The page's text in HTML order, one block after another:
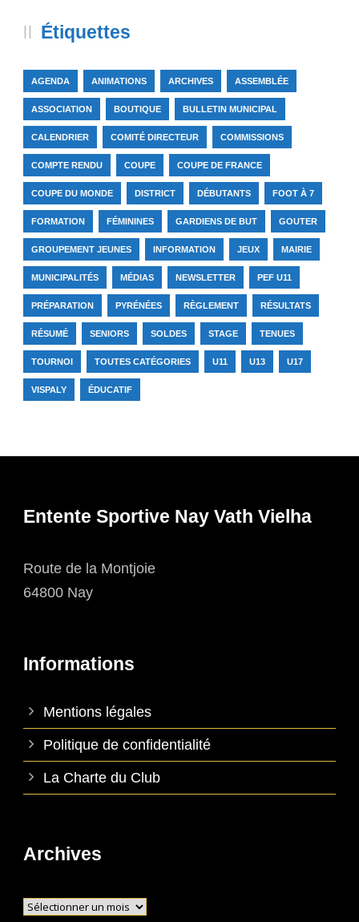
Étiquettes
AGENDA ANIMATIONS ARCHIVES ASSEMBLÉE
ASSOCIATION BOUTIQUE BULLETIN MUNICIPAL
CALENDRIER COMITÉ DIRECTEUR COMMISSIONS
COMPTE RENDU COUPE COUPE DE FRANCE
COUPE DU MONDE DISTRICT DÉBUTANTS FOOT À 7
FORMATION FÉMININES GARDIENS DE BUT GOUTER
GROUPEMENT JEUNES INFORMATION JEUX MAIRIE
MUNICIPALITÉS MÉDIAS NEWSLETTER PEF U11
PRÉPARATION PYRÉNÉES RÈGLEMENT RÉSULTATS
RÉSUMÉ SENIORS SOLDES STAGE TENUES
TOURNOI TOUTES CATÉGORIES U11 U13 U17
VISPALY ÉDUCATIF
Entente Sportive Nay Vath Vielha
Route de la Montjoie
64800 Nay
Informations
Mentions légales
Politique de confidentialité
La Charte du Club
Archives
Archives